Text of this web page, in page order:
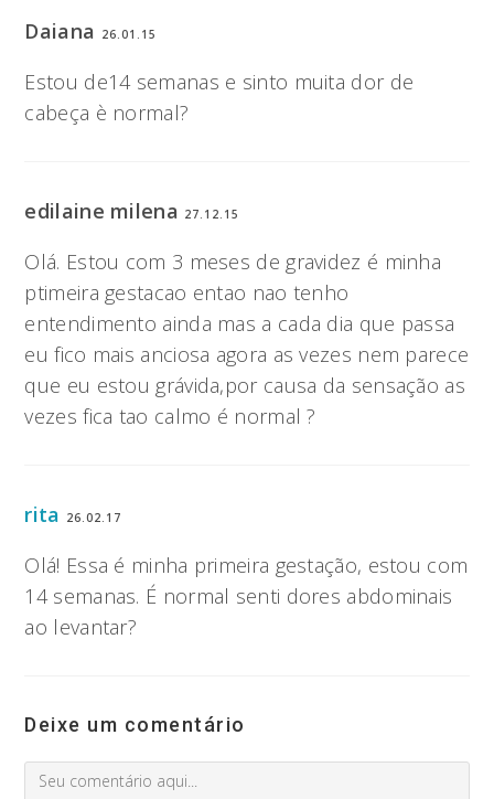
Daiana 26.01.15
Estou de14 semanas e sinto muita dor de
cabeça è normal?
edilaine milena 27.12.15
Olá. Estou com 3 meses de gravidez é minha
ptimeira gestacao entao nao tenho
entendimento ainda mas a cada dia que passa
eu fico mais anciosa agora as vezes nem parece
que eu estou grávida,por causa da sensação as
vezes fica tao calmo é normal ?
rita 26.02.17
Olá! Essa é minha primeira gestação, estou com
14 semanas. É normal senti dores abdominais
ao levantar?
Deixe um comentário
Comment